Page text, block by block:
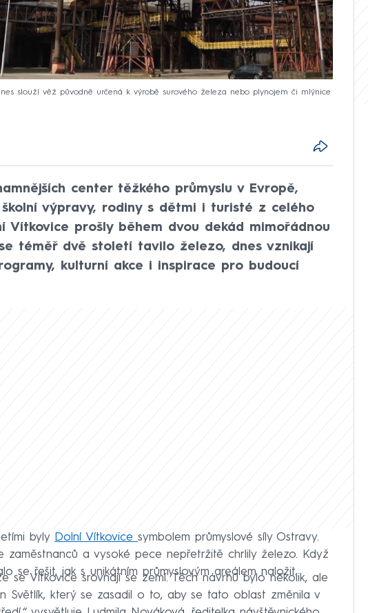
slouží věž původně určená k výrobě surového železa nebo plynojem či mlýnice
center těžkého průmyslu v Evropě,
výpravy, rodiny s dětmi i turisté z celého
Vítkovice prošly během dvou dekád mimořádnou
téměř dvě století tavilo železo, dnes vznikají
kulturní akce i inspirace pro budoucí
byly Dolní Vítkovice symbolem průmyslové síly Ostravy.
zaměstnanců a vysoké pece nepřetržitě chrlily železo. Když
se řešit, jak s unikátním průmyslovým areálem naložit.
se Vítkovice srovnají se zemí. Těch návrhů bylo několik, ale
Světlík, který se zasadil o to, aby se tato oblast změnila v